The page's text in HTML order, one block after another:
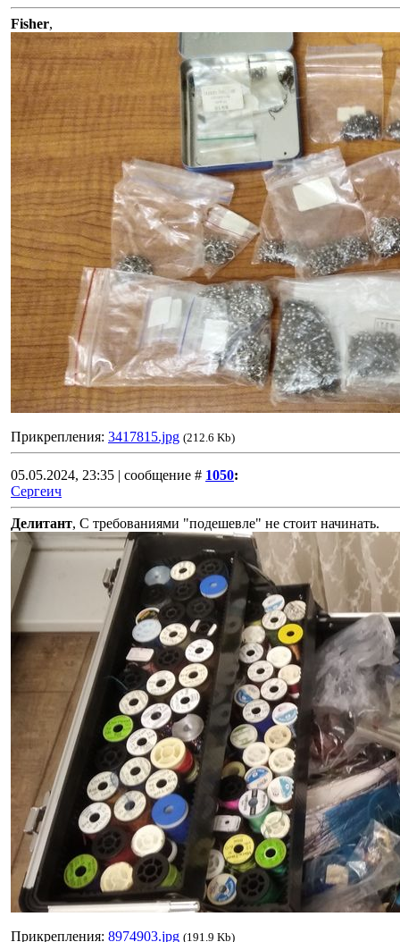
Fisher,
Прикрепления: 3417815.jpg (212.6 Kb)
05.05.2024, 23:35 | сообщение # 1050:
Сергеич
Делитант, С требованиями "подешевле" не стоит начинать.
Прикрепления: 8974903.jpg (191.9 Kb)